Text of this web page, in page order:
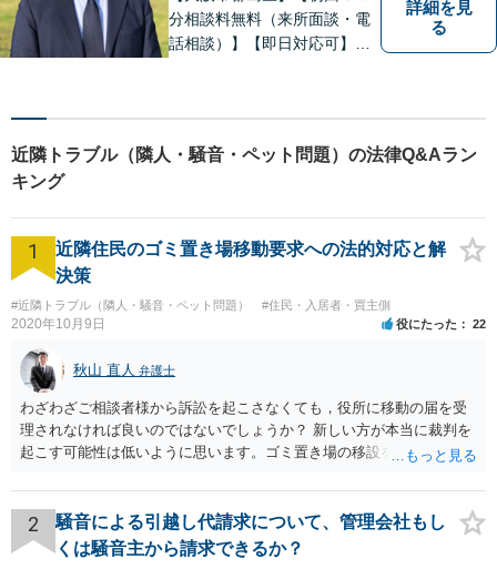
分相談料無料（来所面談・電
話相談）】【即日対応可】
分】【当日・夜間・休日相談
可】刑事事件/相続問題/離婚問
題など経験と知識をもとに、
題解決へ導きます
詳細を見
る
近隣トラブル（隣人・騒音・ペット問題）の法律Q&Aラン
キング
1
近隣住民のゴミ置き場移動要求への法的対応と解
決策
#近隣トラブル（隣人・騒音・ペット問題） #住民・入居者・買主側
2020年10月9日 役にたった 22
秋山 直人 弁護士
わざわざご相談者様から訴訟を起こさなくても，役所に移動の届を受
理されなければ良いのではないでしょうか？ 新しい方が本当に裁判を
起こす可能性は低いように思います。ゴミ置き場の移設を求める法的
2
騒音による引越し代請求について、管理会社もし
くは騒音主から請求できるか？